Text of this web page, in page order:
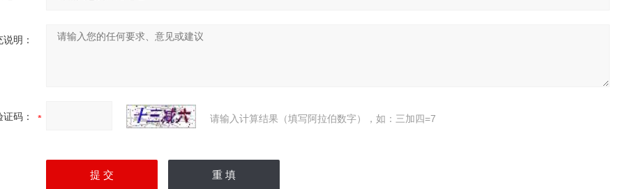
明：
证码： 请输入计算结果（填写阿拉伯数字），如：三加四=7